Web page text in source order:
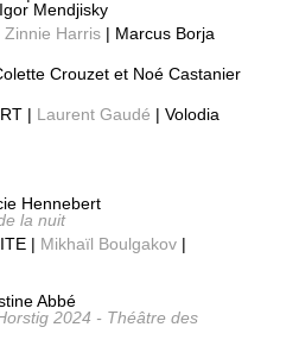
Mendjisky
Zinnie Harris | Marcus Borja
Crouzet et Noé Castanier
| Laurent Gaudé | Volodia
Hennebert
la nuit
| Mikhaïl Boulgakov |
Abbé
2024 - Théâtre des